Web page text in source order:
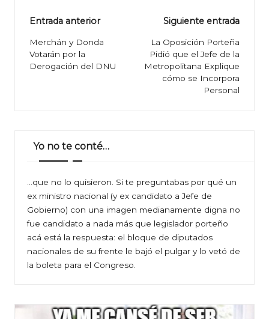
Navegación
de
entradas
Entrada anterior
Merchán y Donda
Votarán por la
Derogación del DNU
Siguiente entrada
La Oposición Porteña
Pidió que el Jefe de la
Metropolitana Explique
cómo se Incorpora
Personal
Yo no te conté…
…que no lo quisieron. Si te preguntabas por qué un
ex ministro nacional (y ex candidato a Jefe de
Gobierno) con una imagen medianamente digna no
fue candidato a nada más que legislador porteño
acá está la respuesta: el bloque de diputados
nacionales de su frente le bajó el pulgar y lo vetó de
la boleta para el Congreso.